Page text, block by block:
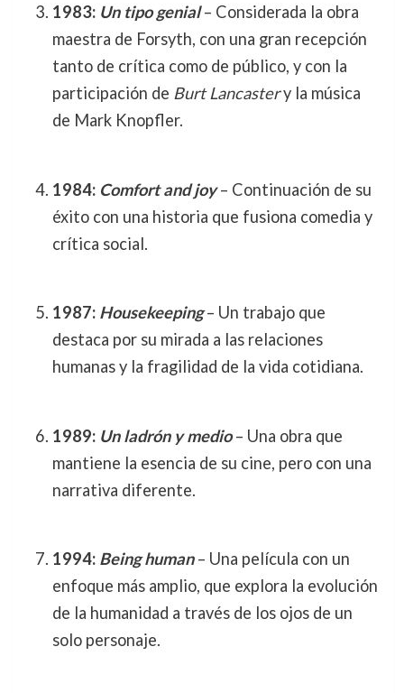
1983: Un tipo genial– Considerada la obra
maestra de Forsyth, con una gran recepción
tanto de crítica como de público, y con la
participación de Burt Lancastery la música
de Mark Knopfler.
1984: Comfort and joy– Continuación de su
éxito con una historia que fusiona comedia y
crítica social.
1987: Housekeeping– Un trabajo que
destaca por su mirada a las relaciones
humanas y la fragilidad de la vida cotidiana.
1989: Un ladrón y medio– Una obra que
mantiene la esencia de su cine, pero con una
narrativa diferente.
1994: Being human– Una película con un
enfoque más amplio, que explora la evolución
de la humanidad a través de los ojos de un
solo personaje.